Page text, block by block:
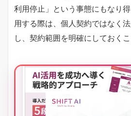
利用停止」という事態にもなり
用する際は、個人契約ではなく
し、契約範囲を明確にしておくこ